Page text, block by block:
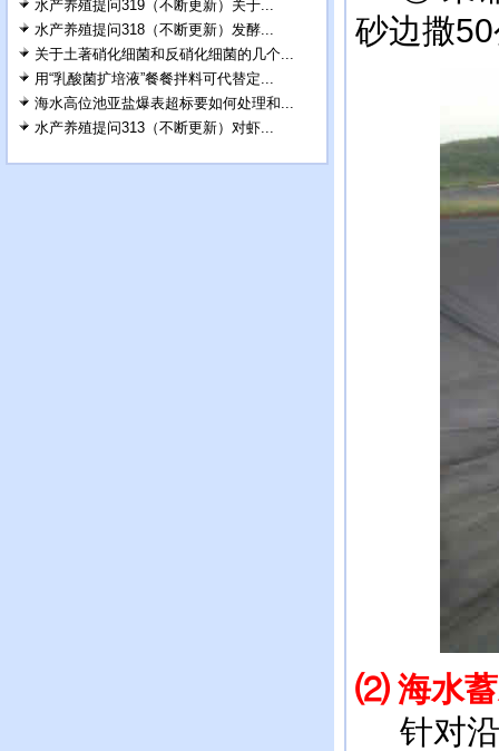
水产养殖提问319（不断更新）关于...
水产养殖提问318（不断更新）发酵...
关于土著硝化细菌和反硝化细菌的几个...
用“乳酸菌扩培液”餐餐拌料可代替定...
海水高位池亚盐爆表超标要如何处理和...
水产养殖提问313（不断更新）对虾...
砂边撒
⑵ 海水
针对沿